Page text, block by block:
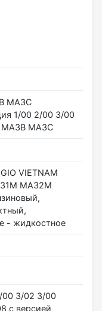
MA3С
1/00 2/00 3/00
MA3С
VIETNAM
MA32M
- жидкостное
00 3/02 3/00
с версией